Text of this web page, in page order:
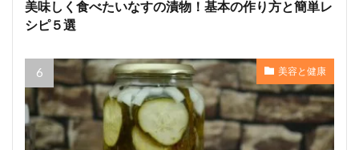
美味しく食べたいなすの漬物！基本の作り方と簡単レ
シピ５選
美容と健康